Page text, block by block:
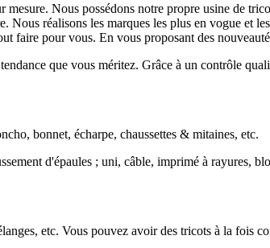
Nous possédons notre propre usine de
réalisons les marques les plus en vogue et
faire pour vous. En vous proposant des
que vous méritez. Grâce à un contrôle
bonnet, écharpe, chaussettes & mitaines, etc.
d'épaules ; uni, câble, imprimé à rayures,
etc. Vous pouvez avoir des tricots à la fois